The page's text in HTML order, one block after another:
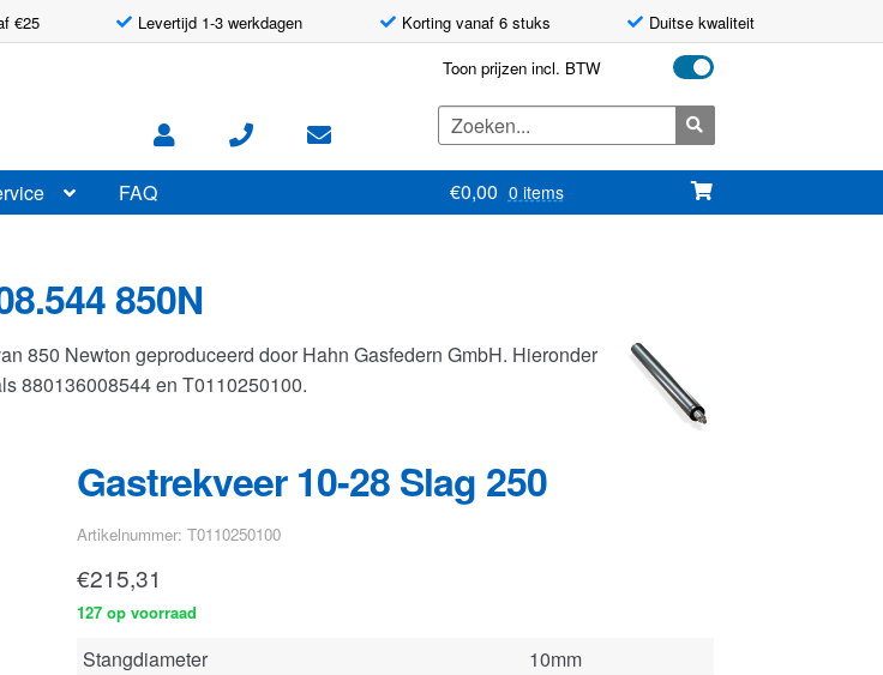
€25 Levertijd 1-3 werkdagen Korting vanaf 6 stuks Duitse kwaliteit
Toon prijzen incl. BTW
Zoeken
naar:
FAQ €0,00 0 items
850N
850 Newton geproduceerd door Hahn Gasfedern GmbH. Hieronder
880136008544 en T0110250100.
Gastrekveer 10-28 Slag 250
Artikelnummer: T0110250100
€215,31
127 op voorraad
Stangdiameter
10mm